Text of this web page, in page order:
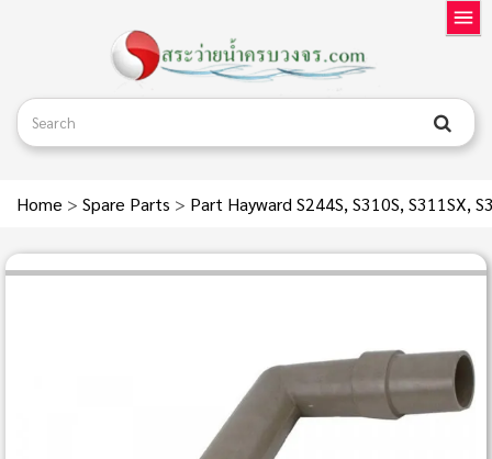
Home > Spare Parts > Part Hayward S244S, S310S, S311SX,